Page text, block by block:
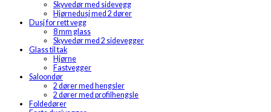
Skyvedør med sidevegg
Hjørnedusj med 2 dører
Dusj for rett vegg
8 mm glass
Skyvedør med 2 sidevegger
Glass til tak
Hjørne
Fastvegger
Saloondør
2 dører med hengsler
2 dører med profilhengsle
Foldedører